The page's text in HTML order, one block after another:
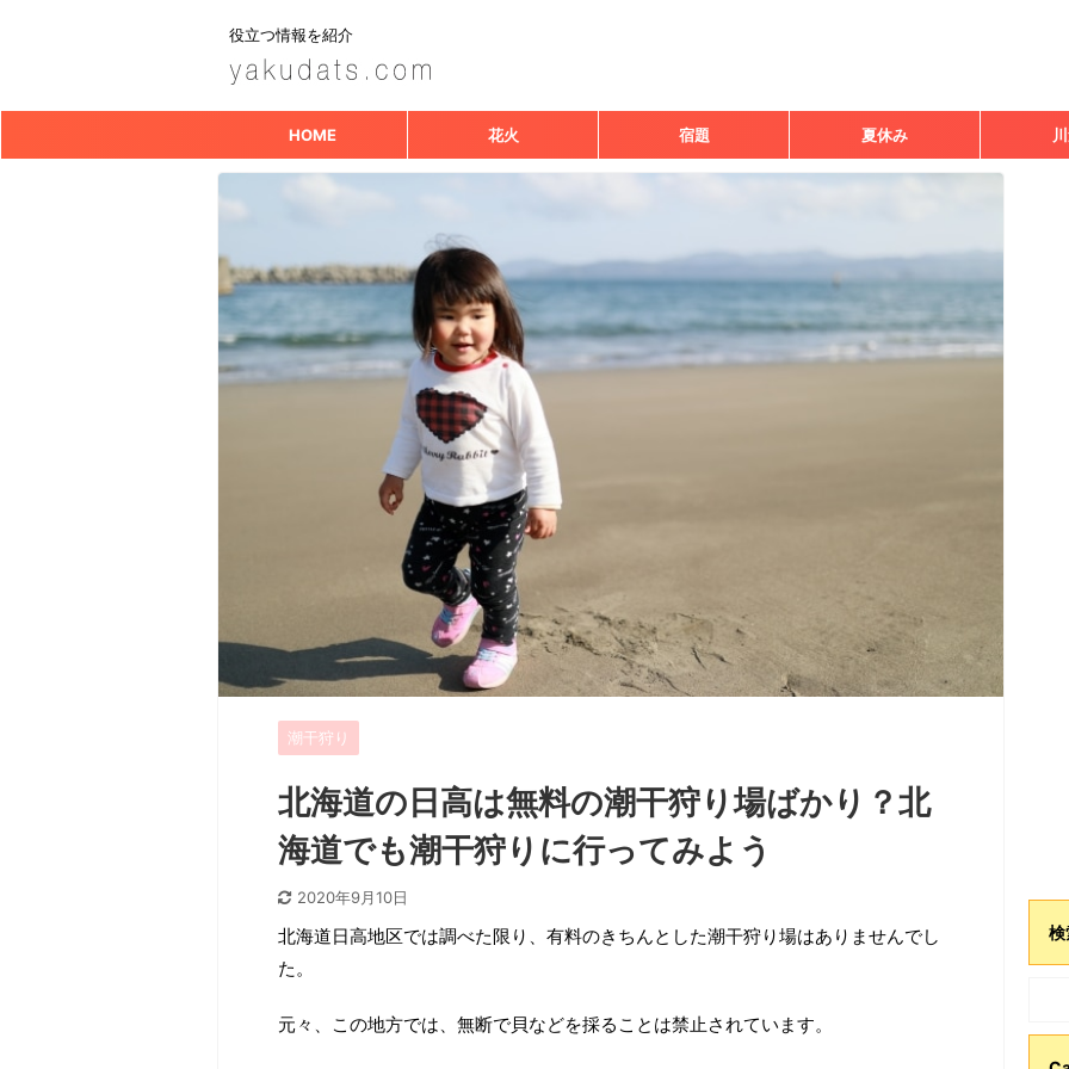
役立つ情報を紹介
HOME 花火 宿題 夏休み
潮干狩り
北海道の日高は無料の潮干狩り場ばかり？北
海道でも潮干狩りに行ってみよう
2020年9月10日
北海道日高地区では調べた限り、有料のきちんとした潮干狩り場はありませんでし
た。
元々、この地方では、無断で貝などを採ることは禁止されています。
検